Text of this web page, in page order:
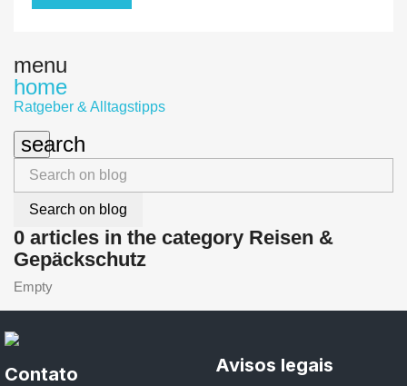
menu
home
Ratgeber & Alltagstipps
search
Search on blog
0 articles in the category Reisen &
Gepäckschutz
Empty
Contato Avisos legais